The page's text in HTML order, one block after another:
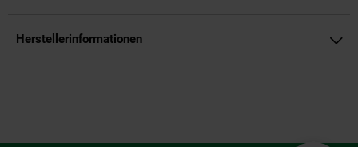
Herstellerinformationen